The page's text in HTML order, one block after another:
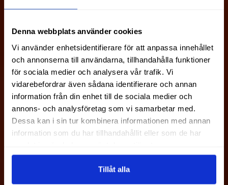
Denna webbplats använder cookies
Vi använder enhetsidentifierare för att anpassa innehållet
och annonserna till användarna, tillhandahålla funktioner
för sociala medier och analysera vår trafik. Vi
vidarebefordrar även sådana identifierare och annan
information från din enhet till de sociala medier och
annons- och analysföretag som vi samarbetar med.
Dessa kan i sin tur kombinera informationen med annan
information som du har tillhandahållit eller som de har
Tillåt alla